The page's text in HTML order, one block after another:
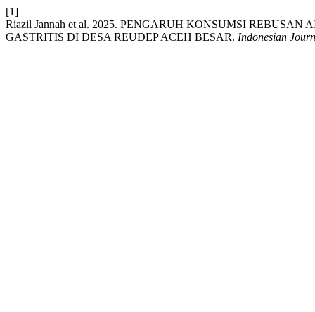
[1]
Riazil Jannah et al. 2025. PENGARUH KONSUMSI
GASTRITIS DI DESA REUDEP ACEH BESAR. Indonesian